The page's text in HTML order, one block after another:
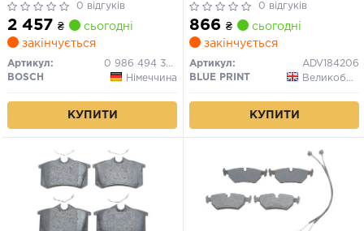
0 відгуків
2 457 ₴
сьогодні
закінчується
Артикул:
0 986 494 385
BOSCH
Німеччина
КУПИТИ
0 відгуків
866 ₴
сьогодні
закінчується
Артикул:
ADV184206
BLUE PRINT
Великобританія
КУПИТИ